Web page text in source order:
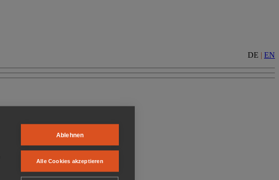
DE | EN
Ablehnen
Alle Cookies akzeptieren